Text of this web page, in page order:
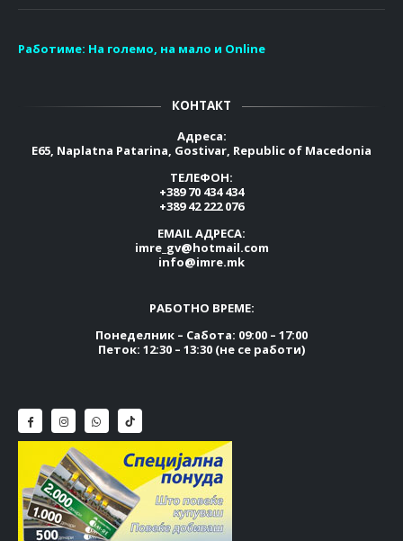
Работиме: На големо, на мало и Online
КОНТАКТ
Адреса:
E65, Naplatna Patarina, Gostivar, Republic of Macedonia
ТЕЛЕФОН:
+389 70 434 434
+389 42 222 076
EMAIL АДРЕСА:
imre_gv@hotmail.com
info@imre.mk
РАБОТНО ВРЕМЕ:
Понеделник – Сабота: 09:00 – 17:00
Петок: 12:30 – 13:30 (не се работи)